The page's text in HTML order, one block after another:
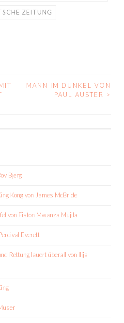
ZEITUNG
MANN IM DUNKEL VON
PAUL AUSTER
>
Bjerg
Kong von James McBride
von Fiston Mwanza Mujila
Everett
Rettung lauert überall von Ilija